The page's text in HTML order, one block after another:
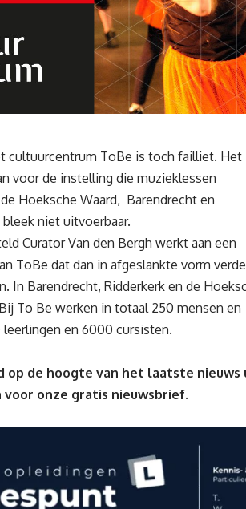
cultuurcentrum ToBe is toch failliet. Het
voor de instelling die muzieklessen
Hoeksche Waard, Barendrecht en
bleek niet uitvoerbaar.
Curator Van den Bergh werkt aan een
ToBe dat dan in afgeslankte vorm
In Barendrecht, Ridderkerk en de
To Be werken in totaal 250 mensen en
leerlingen en 6000 cursisten.
op de hoogte van het laatste nieuws
voor onze gratis nieuwsbrief.